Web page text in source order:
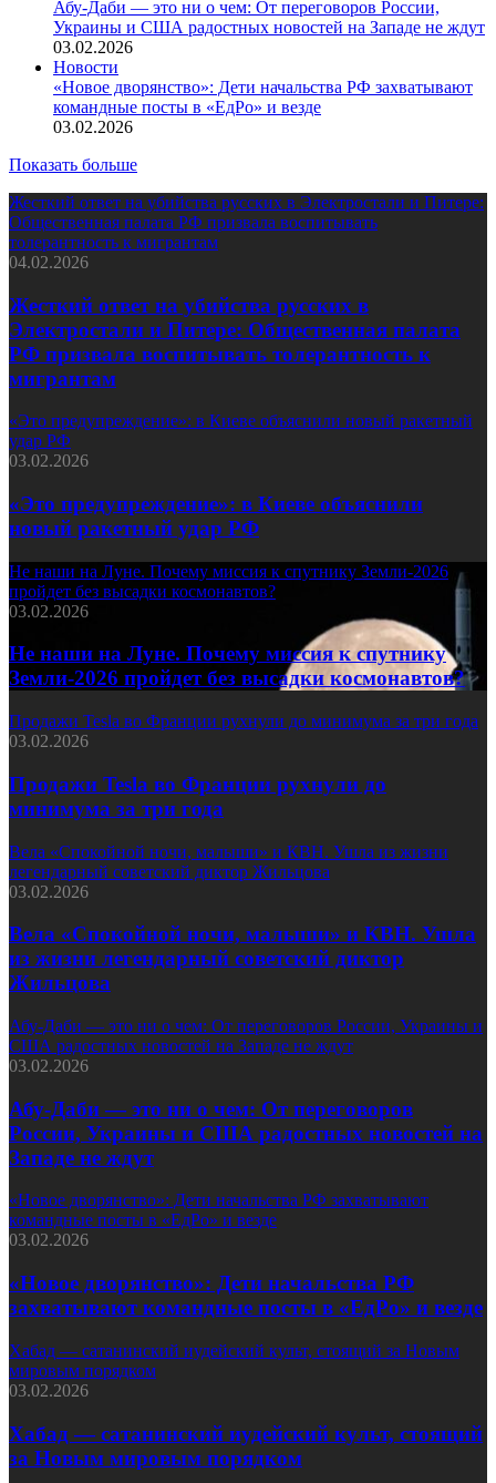
Абу-Даби — это ни о чем: От переговоров России,
Украины и США радостных новостей на Западе не ждут
03.02.2026
Новости
«Новое дворянство»: Дети начальства РФ захватывают
командные посты в «ЕдРо» и везде
03.02.2026
Показать больше
Жесткий ответ на убийства русских в Электростали и Питере:
Общественная палата РФ призвала воспитывать
толерантность к мигрантам
04.02.2026
Жесткий ответ на убийства русских в
Электростали и Питере: Общественная палата
РФ призвала воспитывать толерантность к
мигрантам
«Это предупреждение»: в Киеве объяснили новый ракетный
удар РФ
03.02.2026
«Это предупреждение»: в Киеве объяснили
новый ракетный удар РФ
Не наши на Луне. Почему миссия к спутнику Земли-2026
пройдет без высадки космонавтов?
03.02.2026
Не наши на Луне. Почему миссия к спутнику
Земли-2026 пройдет без высадки космонавтов?
Продажи Tesla во Франции рухнули до минимума за три года
03.02.2026
Продажи Tesla во Франции рухнули до
минимума за три года
Вела «Спокойной ночи, малыши» и КВН. Ушла из жизни
легендарный советский диктор Жильцова
03.02.2026
Вела «Спокойной ночи, малыши» и КВН. Ушла
из жизни легендарный советский диктор
Жильцова
Абу-Даби — это ни о чем: От переговоров России, Украины и
США радостных новостей на Западе не ждут
03.02.2026
Абу-Даби — это ни о чем: От переговоров
России, Украины и США радостных новостей на
Западе не ждут
«Новое дворянство»: Дети начальства РФ захватывают
командные посты в «ЕдРо» и везде
03.02.2026
«Новое дворянство»: Дети начальства РФ
захватывают командные посты в «ЕдРо» и везде
Хабад — сатанинский иудейский культ, стоящий за Новым
мировым порядком
03.02.2026
Хабад — сатанинский иудейский культ, стоящий
за Новым мировым порядком